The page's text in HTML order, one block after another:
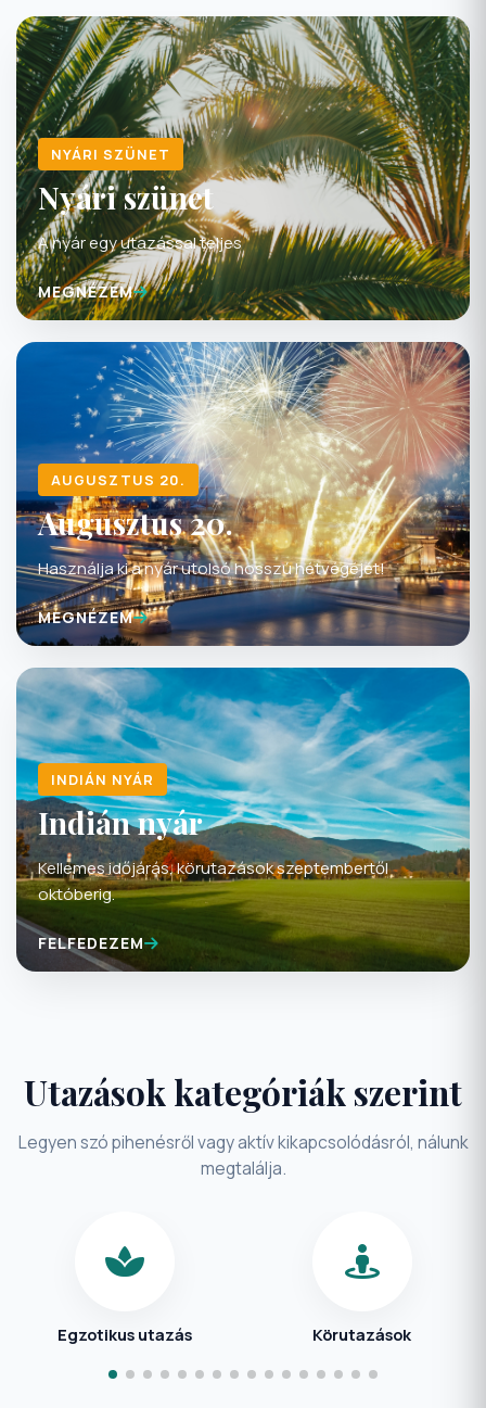
NYÁRI SZÜNET
Nyári szünet
A nyár egy utazással teljes
MEGNÉZEM
AUGUSZTUS 20.
Augusztus 20.
Használja ki a nyár utolsó hosszú hétvégéjét!
MEGNÉZEM
INDIÁN NYÁR
Indián nyár
Kellemes időjárás, körutazások szeptembertől
októberig.
FELFEDEZEM
Utazások kategóriák szerint
Legyen szó pihenésről vagy aktív kikapcsolódásról, nálunk
megtalálja.
Egzotikus utazás Körutazások